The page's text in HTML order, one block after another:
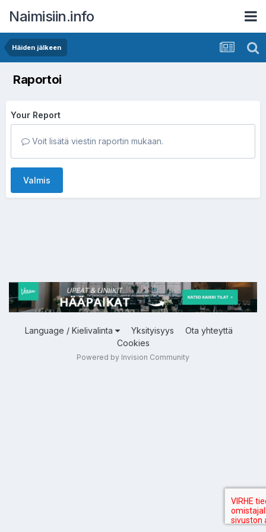
Naimisiin.info
Häiden jälkeen
Raportoi
Your Report
Voit lisätä viestin raportin mukaan.
Valmis
Language / Kielivalinta Yksityisyys
Ota yhteyttä
Cookies
Powered by Invision Community